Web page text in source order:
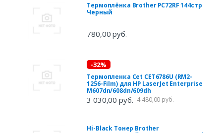
Термоплёнка Brother PC72RF 144стр
Черный
780,00 руб.
-32%
Термопленка Cet CET6786U (RM2-
1256-Film) для HP LaserJet Enterprise
M607dn/608dn/609dh
3 030,00 руб. 4 480,00 руб.
Hi-Black Тонер Brother